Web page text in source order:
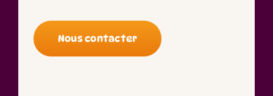
Nous contacter